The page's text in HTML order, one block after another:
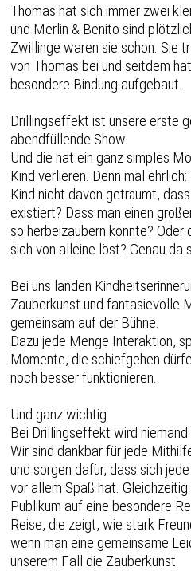
Thomas hat sich immer zwei
und Merlin & Benito sind
Zwillinge waren sie schon. Sie
von Thomas bei und seitdem
besondere Bindung aufgebaut.
Drillingseffekt ist unsere erste
abendfüllende Show.
Und die hat ein ganz simples
Kind verlieren. Denn mal
Kind nicht davon geträumt,
existiert? Dass man einen
so herbeizaubern könnte?
sich von alleine löst? Genau da
Bei uns landen
Zauberkunst und fantasievolle
gemeinsam auf der Bühne.
Dazu jede Menge Interaktion,
Momente, die schiefgehen
noch besser funktionieren.
Und ganz wichtig:
Bei Drillingseffekt wird
Wir sind dankbar für jede
und sorgen dafür, dass sich
vor allem Spaß hat.
Publikum auf eine besondere
Reise, die zeigt, wie stark
wenn man eine gemeinsame
unserem Fall die Zauberkunst.